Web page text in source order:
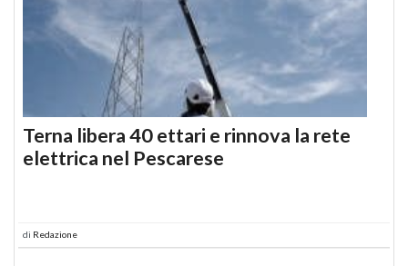
Terna libera 40 ettari e rinnova la rete
elettrica nel Pescarese
di Redazione